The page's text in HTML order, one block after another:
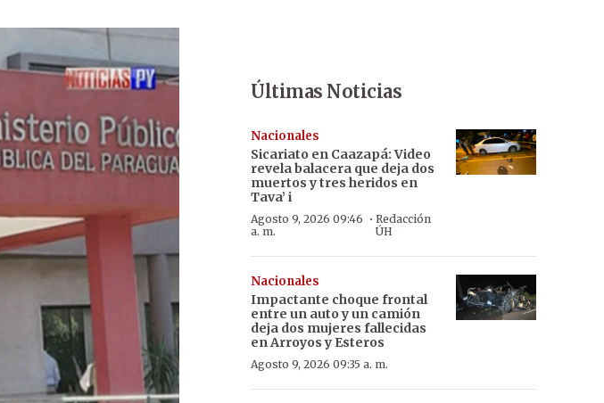
Últimas Noticias
Nacionales
Sicariato en Caazapá: Video
revela balacera que deja dos
muertos y tres heridos en
Tava’ i
Agosto 9, 2026 09:46
a. m.
·Redacción
ÚH
Nacionales
Impactante choque frontal
entre un auto y un camión
deja dos mujeres fallecidas
en Arroyos y Esteros
Agosto 9, 2026 09:35 a. m.